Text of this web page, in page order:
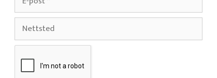
post
Nettsted